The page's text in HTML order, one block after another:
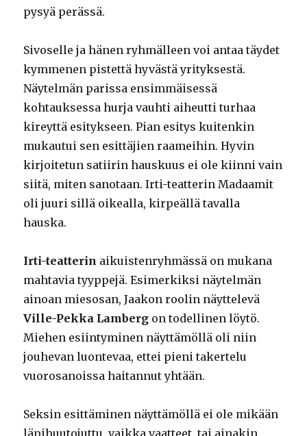
pysyä perässä.
Sivoselle ja hänen ryhmälleen voi antaa täydet
kymmenen pistettä hyvästä yrityksestä.
Näytelmän parissa ensimmäisessä
kohtauksessa hurja vauhti aiheutti turhaa
kireyttä esitykseen. Pian esitys kuitenkin
mukautui sen esittäjien raameihin. Hyvin
kirjoitetun satiirin hauskuus ei ole kiinni vain
siitä, miten sanotaan. Irti-teatterin Madaamit
oli juuri sillä oikealla, kirpeällä tavalla
hauska.
Irti-teatterin aikuistenryhmässä on mukana
mahtavia tyyppejä. Esimerkiksi näytelmän
ainoan miesosan, Jaakon roolin näyttelevä
Ville-Pekka Lamberg on todellinen löytö.
Miehen esiintyminen näyttämöllä oli niin
jouhevan luontevaa, ettei pieni takertelu
vuorosanoissa haitannut yhtään.
Seksin esittäminen näyttämöllä ei ole mikään
läpihuutojuttu, vaikka vaatteet, tai ainakin